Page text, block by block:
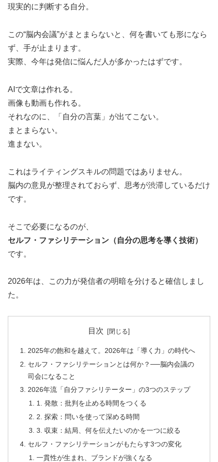
現実的に判断する自分。
この“脳内会議”がまとまらないと、何を書いても形になら
ず、手が止まります。
実際、今年は発信に悩んだ人が多かったはずです。
AIで文章は作れる。
画像も動画も作れる。
それなのに、「自分の言葉」が出てこない。
まとまらない。
進まない。
これはライティングスキルの問題ではありません。
脳内の意見が整理されておらず、思考が渋滞しているだけ
です。
そこで必要になるのが、
セルフ・ファシリテーション（自分の思考を導く技術）
です。
2026年は、この力が発信者の明暗を分けると確信しまし
た。
目次
2025年の飽和を越えて。2026年は「導く力」の時代へ
セルフ・ファシリテーションとは何か？──脳内会議の
司会になること
2026年流「自分ファシリテーター」の3つのステップ
1. 発散：批判を止める時間をつくる
2. 探索：問いを使って深める時間
3. 収束：結局、何を伝えたいのかを一つに絞る
セルフ・ファシリテーションがもたらす3つの変化
一貫性が生まれ、ブランドが強くなる